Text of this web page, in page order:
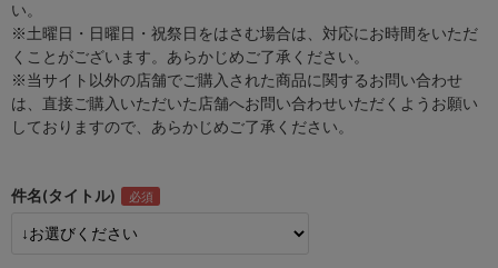
い。
※土曜日・日曜日・祝祭日をはさむ場合は、対応にお時間をいただ
くことがございます。あらかじめご了承ください。
※当サイト以外の店舗でご購入された商品に関するお問い合わせ
は、直接ご購入いただいた店舗へお問い合わせいただくようお願い
しておりますので、あらかじめご了承ください。
件名(タイトル)